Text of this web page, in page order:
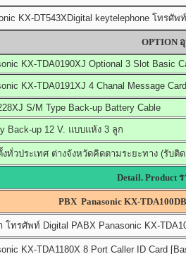
KX-DT543XDigital keytelephone โทรศั
OPTION
KX-TDA0190XJ Optional 3 Slot Basic
KX-TDA0191XJ 4 Chanal Message
S/M Type Back-up Battery Cable
Back-up 12 V. แบบแห้ง 3 ลูก
ทั่วประเทศ ต่างจังหวัดคิดตามระยะทาง (รับติ
Detail. Product
PBX Panasonic KX-
โทรศัพท์ Digital PABX Panasonic KX-
KX-TDA1180X 8 Port Caller ID Card